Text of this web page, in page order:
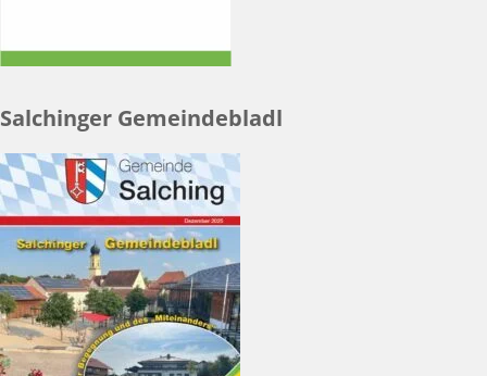
Salchinger Gemeindebladl